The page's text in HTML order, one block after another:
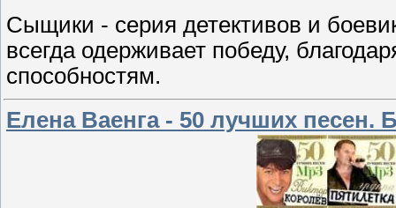
Сыщики - серия детективов и
всегда одерживает победу,
способностям.
Елена Ваенга - 50 лучших